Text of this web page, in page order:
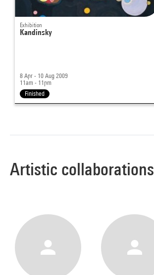
Exhibition
Kandinsky
8 Apr - 10 Aug 2009
11am - 11pm
Finished
Artistic collaborations